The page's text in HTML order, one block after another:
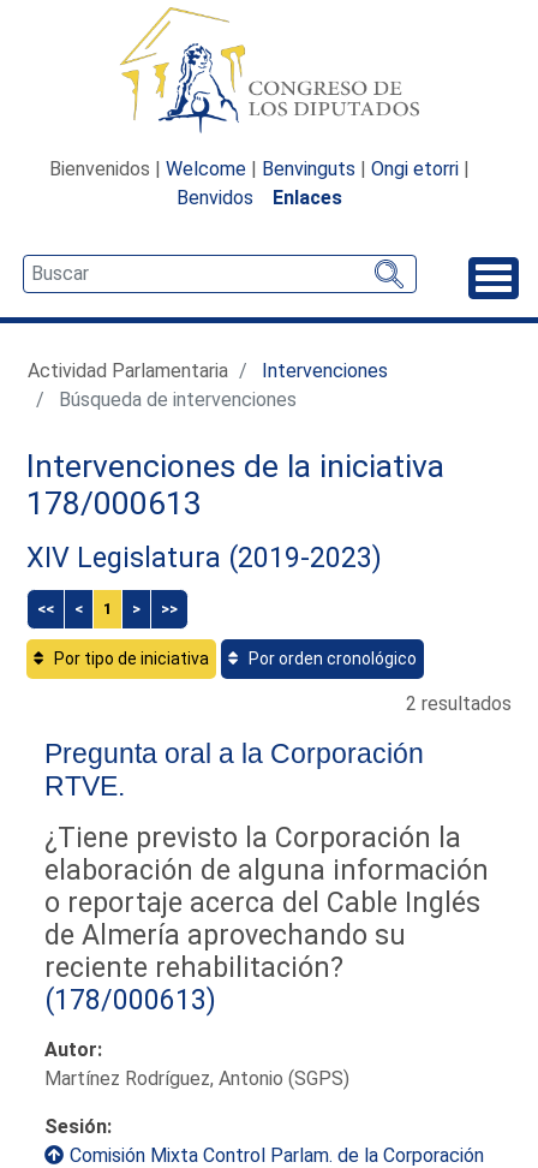
Bienvenidos | Welcome | Benvinguts | Ongi etorri |
Benvidos
Enlaces
Actividad Parlamentaria
Intervenciones
Búsqueda de intervenciones
Intervenciones de la iniciativa
178/000613
XIV Legislatura (2019-2023)
<< < 1 > >>
Por tipo de iniciativa Por orden cronológico
2 resultados
Pregunta oral a la Corporación
RTVE.
¿Tiene previsto la Corporación la
elaboración de alguna información
o reportaje acerca del Cable Inglés
de Almería aprovechando su
reciente rehabilitación?
(178/000613)
Autor:
Martínez Rodríguez, Antonio (SGPS)
Sesión:
Comisión Mixta Control Parlam. de la Corporación